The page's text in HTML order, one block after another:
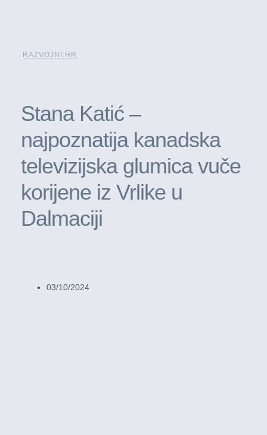
RAZVOJNI.HR
Stana Katić –
najpoznatija kanadska
televizijska glumica vuče
korijene iz Vrlike u
Dalmaciji
03/10/2024